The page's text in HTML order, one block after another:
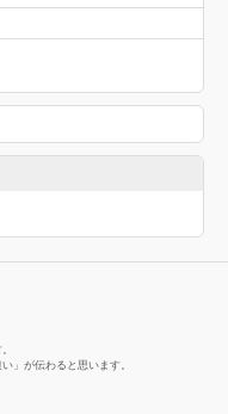
」が伝わると思います。